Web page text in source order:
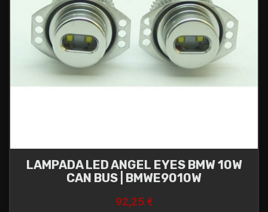
LAMPADA LED ANGEL EYES BMW 10W
CAN BUS | BMWE9010W
92,25 €